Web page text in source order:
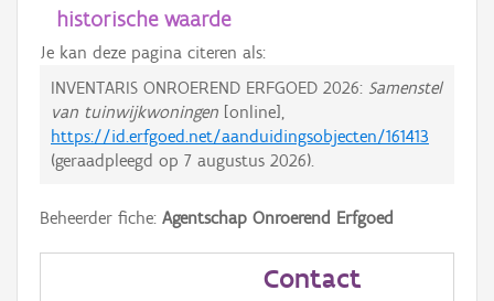
historische waarde
Je kan deze pagina citeren als:
INVENTARIS ONROEREND ERFGOED 2026: Samenstel
van tuinwijkwoningen [online],
https://id.erfgoed.net/aanduidingsobjecten/161413
(geraadpleegd op 7 augustus 2026).
Beheerder fiche: Agentschap Onroerend Erfgoed
Contact